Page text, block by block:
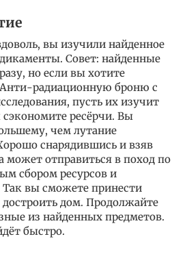
вы изучили найденное
Совет: найденные
но если вы хотите
радиационную броню с
пусть их изучит
ресёрчи. Вы
чем лутание
снарядившись и взяв
может отправиться в поход по
сбором ресурсов и
вы сможете принести
дом. Продолжайте
из найденных предметов.
быстро.